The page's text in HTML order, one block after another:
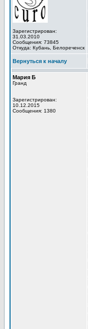
Зарегистрирован:
31.03.2010
Сообщения: 73845
Откуда: Кубань, Белореченск
Вернуться к началу
Мария Б
Гранд
Зарегистрирован:
10.12.2015
Сообщения: 1380